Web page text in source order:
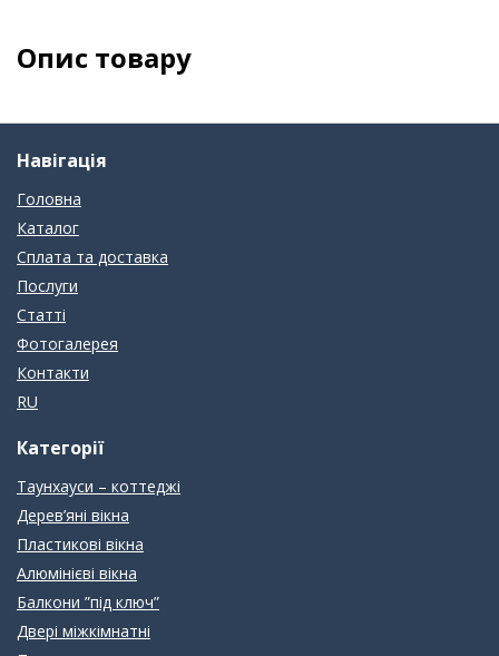
Опис товару
Навігація
Головна
Каталог
Сплата та доставка
Послуги
Статті
Фотогалерея
Контакти
RU
Категорії
Таунхауси – коттеджі
Дерев’яні вікна
Пластикові вікна
Алюмінієві вікна
Балкони ”під ключ”
Двері міжкімнатні